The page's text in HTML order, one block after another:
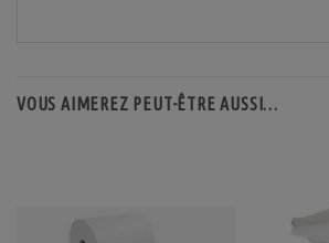
VOUS AIMEREZ PEUT-ÊTRE AUSSI…